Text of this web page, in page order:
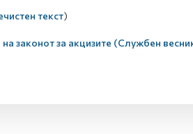
текст)
законот за акцизите (Службен